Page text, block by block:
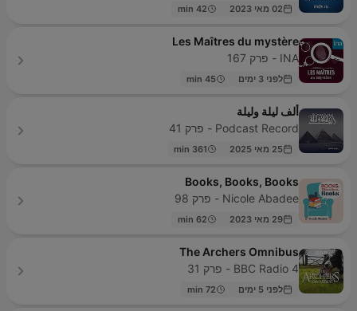
02 מאי 2023 42 min
Les Maîtres du mystère
INA - פרק 167
לפני 3 ימים 45 min
ألف ليلة وليلة
Podcast Record - פרק 41
25 מאי 2025 361 min
Books, Books, Books
Nicole Abadee - פרק 98
29 מאי 2023 62 min
The Archers Omnibus
BBC Radio 4 - פרק 31
לפני 5 ימים 72 min